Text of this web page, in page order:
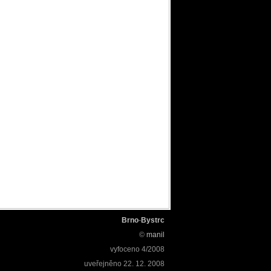
Brno-Bystrc
© manil
vyfoceno 4/2008
uveřejněno 22. 12. 2008